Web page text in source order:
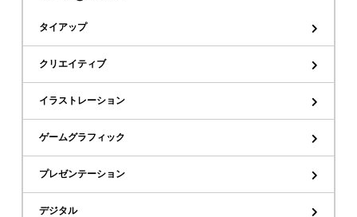
イラストレーション
クリエイティブ
デジタル
ゲームグラフィック
プレゼンテーション
タイアップ